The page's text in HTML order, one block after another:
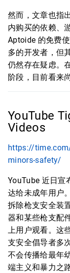
然而，文章也指
内购买的依赖、
Aptoide 的免费
多的开发者，但
仍然存在疑虑。
阶段，目前看来
YouTube
Videos
https://
minors-safety/
YouTube 近日宣
达给未成年用户
拆除枪支安全装
器和某些枪支配
上用户观看。这
支安全倡导者多
不会传播给最年
端主义和暴力之路